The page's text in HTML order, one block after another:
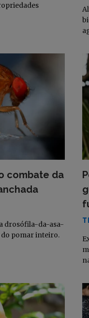
combate da
drosófila-da-asa-
do pomar inteiro.